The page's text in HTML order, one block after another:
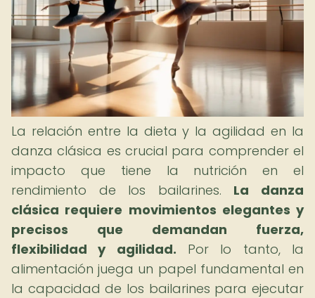
La relación entre la dieta y la agilidad en la
danza clásica es crucial para comprender el
impacto que tiene la nutrición en el
rendimiento de los bailarines. La danza
clásica requiere movimientos elegantes y
precisos que demandan fuerza,
flexibilidad y agilidad. Por lo tanto, la
alimentación juega un papel fundamental en
la capacidad de los bailarines para ejecutar